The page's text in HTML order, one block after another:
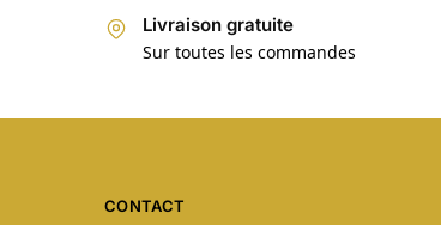
Livraison gratuite
Sur toutes les commandes
CONTACT